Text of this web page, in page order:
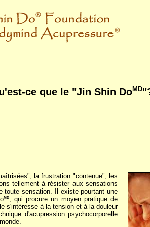
ce que le "Jin Shin DoMD
la frustration "contenue", les
tellement à résister aux sensations
toute sensation. Il existe pourtant une
MD, qui procure un moyen pratique de
s'intéresse à la tension et à la douleur
d'acupression psychocorporelle